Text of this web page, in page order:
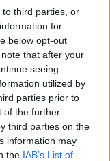
third parties, or
for
below opt-out
that after your
seeing
utilized by
parties prior to
of the further
third parties on the
information may
the IAB’s List of